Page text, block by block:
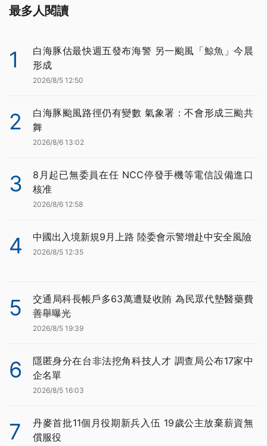
最多人閱讀
1
白海豚估最快週五發布海警 另一颱風「鯨魚」今晨
形成
2026/8/5 12:50
2
白海豚颱風路徑仍有變數 氣象署：不會形成三颱共
舞
2026/8/6 13:02
3
8月起已無委員在任 NCC停發手機等電信設備進口
核准
2026/8/6 12:58
4 中國出入境新規9月上路 陸委會示警增赴中安全風險
2026/8/5 12:35
5
交通局科長帳戶多63萬遭疑收賄 為民眾代墊醫藥費
善舉曝光
2026/8/5 19:39
6
隱匿身分在台非法挖角科技人才 調查局公布17家中
企名單
2026/8/5 16:03
7
丹麥首批11個月役期新兵入伍 19歲公主放棄薪資無
償服役